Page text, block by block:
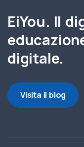
EiYou. Il
digitale.
Visita il blog